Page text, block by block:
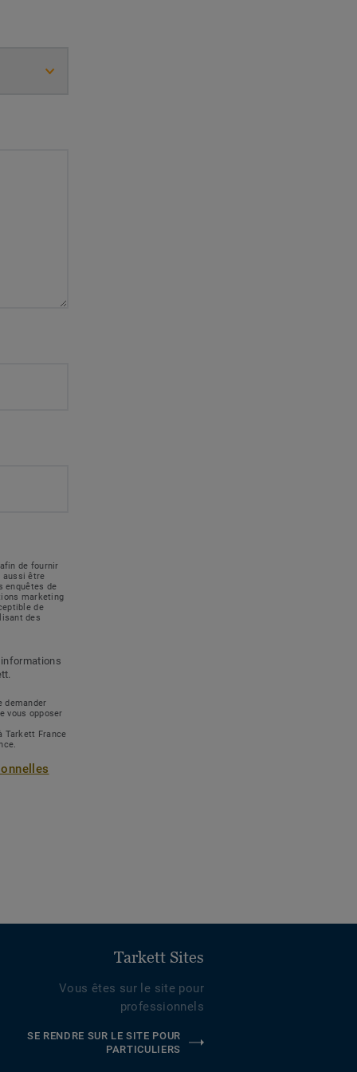
de fournir
aussi être
enquêtes de
marketing
de
des
demander
vous opposer
Tarkett France
Tarkett Sites
Vous êtes sur le site pour
professionnels
SE RENDRE SUR LE SITE POUR
PARTICULIERS